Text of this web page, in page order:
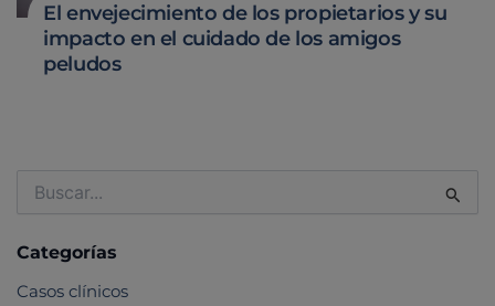
El envejecimiento de los propietarios y su
impacto en el cuidado de los amigos
peludos
por:
Categorías
Casos clínicos